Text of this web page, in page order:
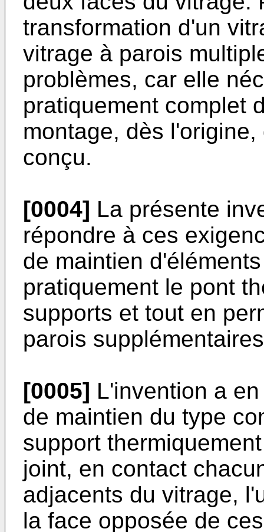
transformation d'un
vitrage à parois
problèmes, car elle
pratiquement complet
montage, dès
conçu.
[0004] La présente
répondre à ces
de maintien
pratiquement le pont
supports et tout en
parois
[0005] L'invention a
de maintien du type
support
joint, en contact
adjacents du vitrage,
la face opposée de